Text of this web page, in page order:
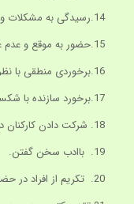
14.رسیدگی به مشکلات و تأمین نیازهای مادّی.
15.حضور به موقع و عدم غیبت طولانی مدیر.
16.برخوردی منطقی با نظر مخالفان.
17.برخورد سازنده با شکست‌ها.
18. شرکت دادن کارکنان در تصمیم‌گیری‌ها.
19. باادب سخن گفتن.
20. تکریم از افراد در حضور جمع.